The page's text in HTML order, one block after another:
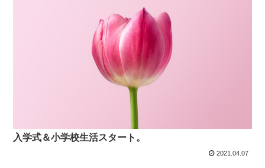
入学式＆小学校生活スタート。
2021.04.07